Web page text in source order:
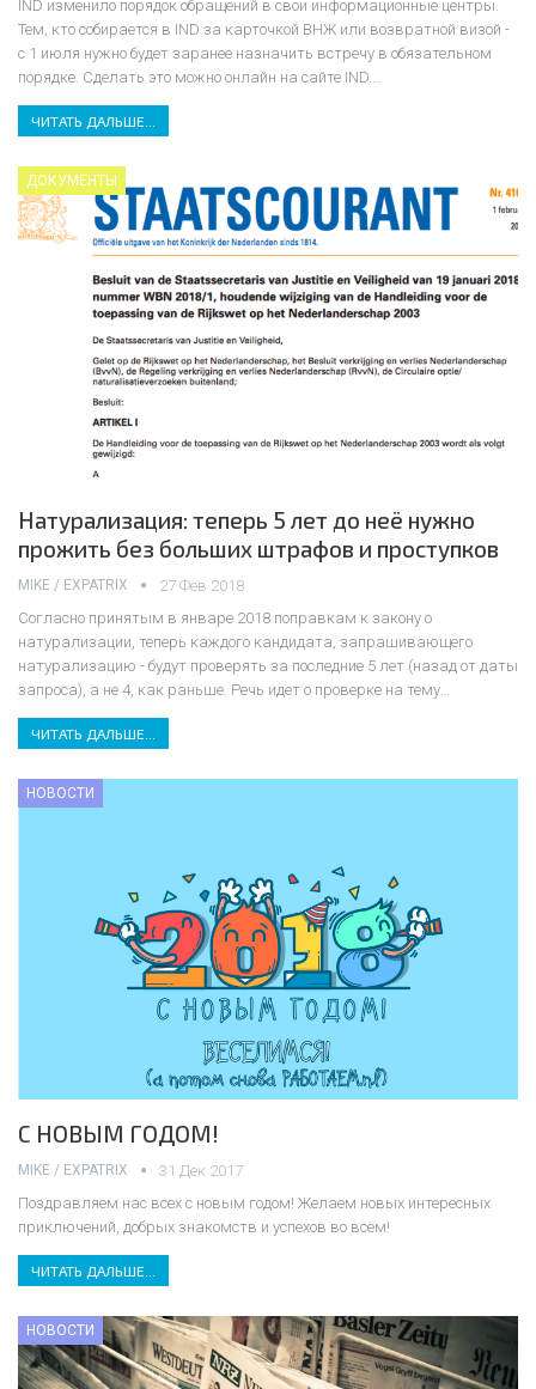
IND изменило порядок обращений в свои информационные центры.
Тем, кто собирается в IND за карточкой ВНЖ или возвратной визой -
с 1 июля нужно будет заранее назначить встречу в обязательном
порядке. Сделать это можно онлайн на сайте IND.…
ЧИТАТЬ ДАЛЬШЕ...
ДОКУМЕНТЫ
Натурализация: теперь 5 лет до неё нужно
прожить без больших штрафов и проступков
MIKE / EXPATRIX
27 Фев 2018
Согласно принятым в январе 2018 поправкам к закону о
натурализации, теперь каждого кандидата, запрашивающего
натурализацию - будут проверять за последние 5 лет (назад от даты
запроса), а не 4, как раньше. Речь идет о проверке на тему…
ЧИТАТЬ ДАЛЬШЕ...
НОВОСТИ
С НОВЫМ ГОДОМ!
MIKE / EXPATRIX
31 Дек 2017
Поздравляем нас всех с новым годом! Желаем новых интересных
приключений, добрых знакомств и успехов во всём!
ЧИТАТЬ ДАЛЬШЕ...
НОВОСТИ